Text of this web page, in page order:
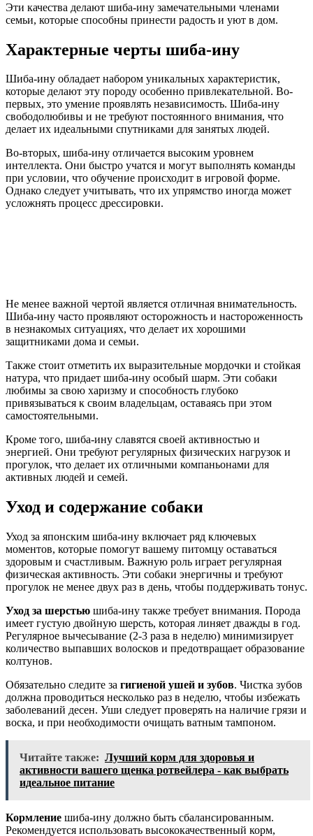
Эти качества делают шиба-ину замечательными членами
семьи, которые способны принести радость и уют в дом.
Характерные черты шиба-ину
Шиба-ину обладает набором уникальных характеристик,
которые делают эту породу особенно привлекательной. Во-
первых, это умение проявлять независимость. Шиба-ину
свободолюбивы и не требуют постоянного внимания, что
делает их идеальными спутниками для занятых людей.
Во-вторых, шиба-ину отличается высоким уровнем
интеллекта. Они быстро учатся и могут выполнять команды
при условии, что обучение происходит в игровой форме.
Однако следует учитывать, что их упрямство иногда может
усложнять процесс дрессировки.
Не менее важной чертой является отличная внимательность.
Шиба-ину часто проявляют осторожность и настороженность
в незнакомых ситуациях, что делает их хорошими
защитниками дома и семьи.
Также стоит отметить их выразительные мордочки и стойкая
натура, что придает шиба-ину особый шарм. Эти собаки
любимы за свою харизму и способность глубоко
привязываться к своим владельцам, оставаясь при этом
самостоятельными.
Кроме того, шиба-ину славятся своей активностью и
энергией. Они требуют регулярных физических нагрузок и
прогулок, что делает их отличными компаньонами для
активных людей и семей.
Уход и содержание собаки
Уход за японским шиба-ину включает ряд ключевых
моментов, которые помогут вашему питомцу оставаться
здоровым и счастливым. Важную роль играет регулярная
физическая активность. Эти собаки энергичны и требуют
прогулок не менее двух раз в день, чтобы поддерживать тонус.
Уход за шерстью шиба-ину также требует внимания. Порода
имеет густую двойную шерсть, которая линяет дважды в год.
Регулярное вычесывание (2-3 раза в неделю) минимизирует
количество выпавших волосков и предотвращает образование
колтунов.
Обязательно следите за гигиеной ушей и зубов. Чистка зубов
должна проводиться несколько раз в неделю, чтобы избежать
заболеваний десен. Уши следует проверять на наличие грязи и
воска, и при необходимости очищать ватным тампоном.
Читайте также: Лучший корм для здоровья и
активности вашего щенка ротвейлера - как выбрать
идеальное питание
Кормление шиба-ину должно быть сбалансированным.
Рекомендуется использовать высококачественный корм,